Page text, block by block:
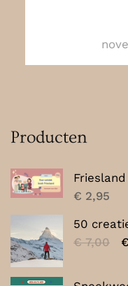
Producten
€ 2,95
50
€7,00 €